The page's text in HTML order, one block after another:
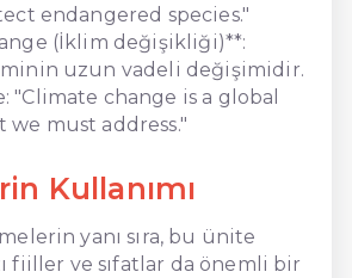
endangered species."
(İklim değişikliği)**:
uzun vadeli değişimidir.
"Climate change is a global
must address."
Kullanımı
yanı sıra, bu ünite
fiiller ve sıfatlar da önemli bir